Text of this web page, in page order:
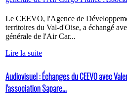
Le CEEVO, l'Agence de
territoires du Val-d'Oise, a échangé
générale de l'Air Car...
Lire la suite
Audiovisuel : Échanges du CEEVO avec
l'association Sapare...